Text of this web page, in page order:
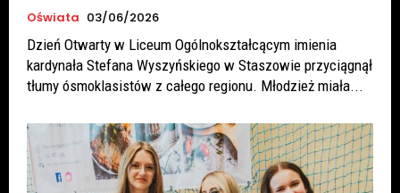
Oświata 03/06/2026
Dzień Otwarty w Liceum Ogólnokształcącym imienia
kardynała Stefana Wyszyńskiego w Staszowie przyciągnął
tłumy ósmoklasistów z całego regionu. Młodzież miała...